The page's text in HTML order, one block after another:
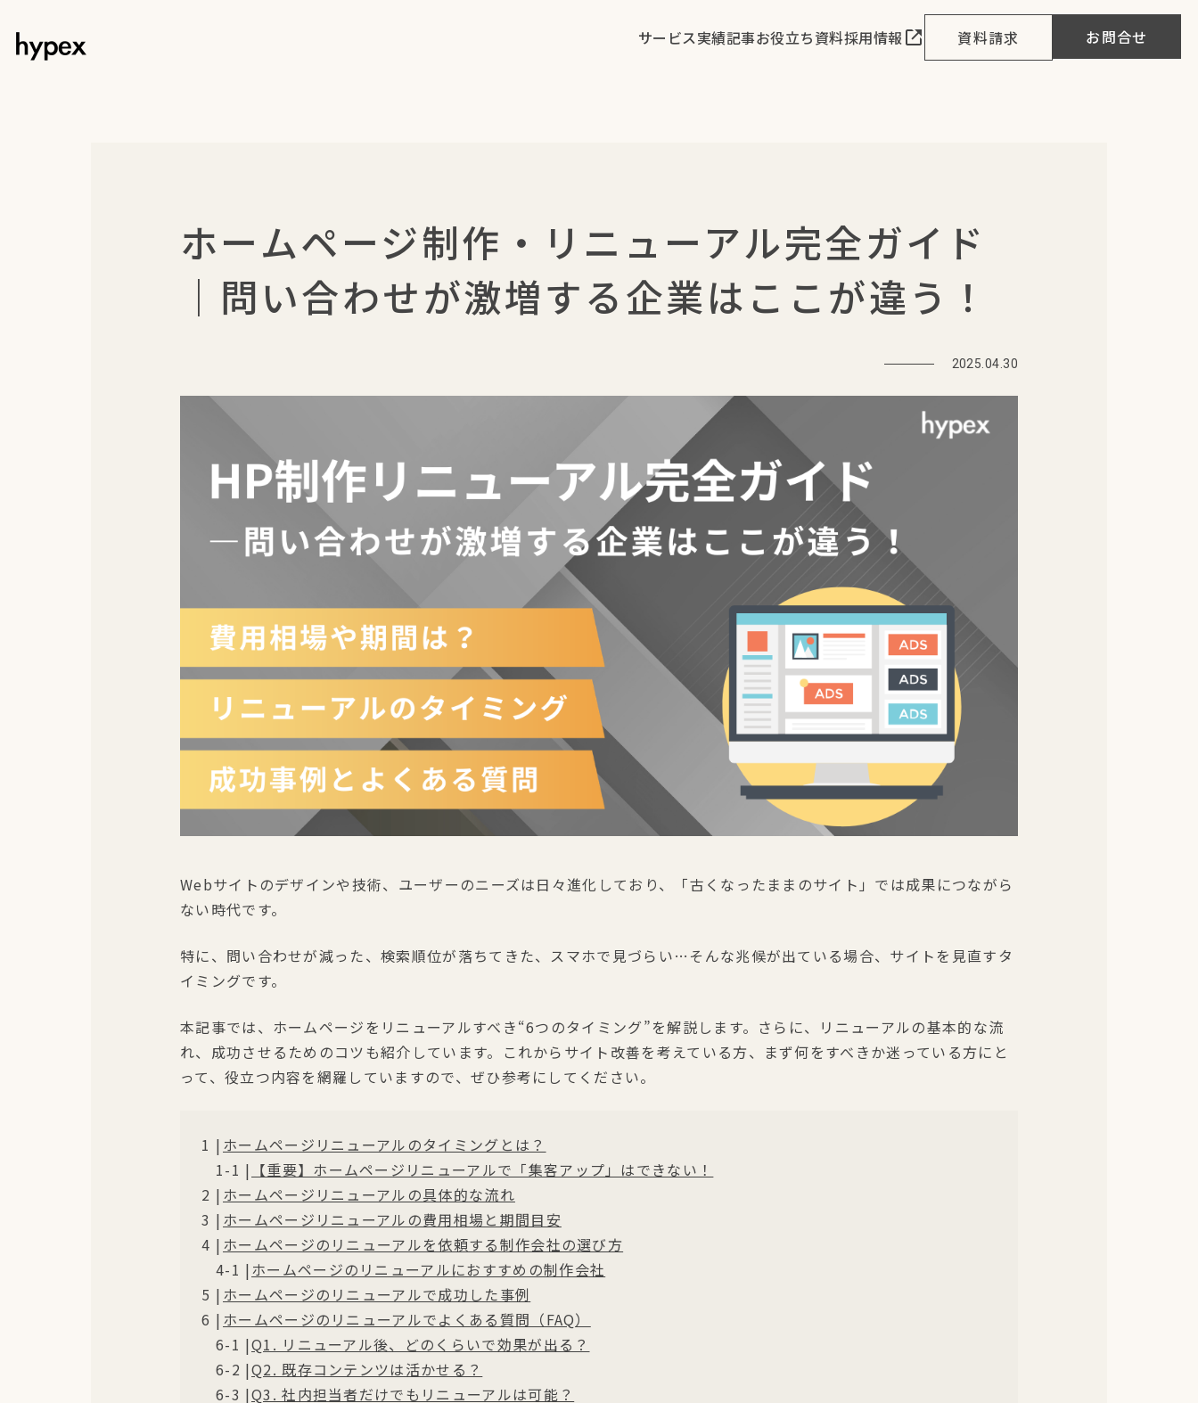
サービス実績記事お役立ち資料採用情報 資料請求 お問合せ
ホームページ制作・リニューアル完全ガイド
｜問い合わせが激増する企業はここが違う！
2025.04.30
Webサイトのデザインや技術、ユーザーのニーズは日々進化しており、「古くなったままのサイト」では成果につながら
ない時代です。
特に、問い合わせが減った、検索順位が落ちてきた、スマホで見づらい…そんな兆候が出ている場合、サイトを見直すタ
イミングです。
本記事では、ホームページをリニューアルすべき“6つのタイミング”を解説します。さらに、リニューアルの基本的な流
れ、成功させるためのコツも紹介しています。これからサイト改善を考えている方、まず何をすべきか迷っている方にと
って、役立つ内容を網羅していますので、ぜひ参考にしてください。
ホームページリニューアルのタイミングとは？
【重要】ホームページリニューアルで「集客アップ」はできない！
ホームページリニューアルの具体的な流れ
ホームページリニューアルの費用相場と期間目安
ホームページのリニューアルを依頼する制作会社の選び方
ホームページのリニューアルにおすすめの制作会社
ホームページのリニューアルで成功した事例
ホームページのリニューアルでよくある質問（FAQ）
Q1. リニューアル後、どのくらいで効果が出る？
Q2. 既存コンテンツは活かせる？
Q3. 社内担当者だけでもリニューアルは可能？